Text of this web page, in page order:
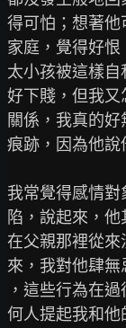
得可怕；想著
家庭，覺得好
太小孩被這樣自
好下賤，但我又
關係，我真的
痕跡，因為他說
我常覺得感情
陷，說起來，他
在父親那裡從來
來，我對他肆
，這些行為在
何人提起我和他